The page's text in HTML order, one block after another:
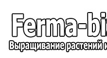
содержимому